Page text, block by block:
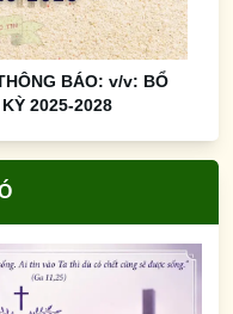
BÁO: v/v: BỔ
2025-2028